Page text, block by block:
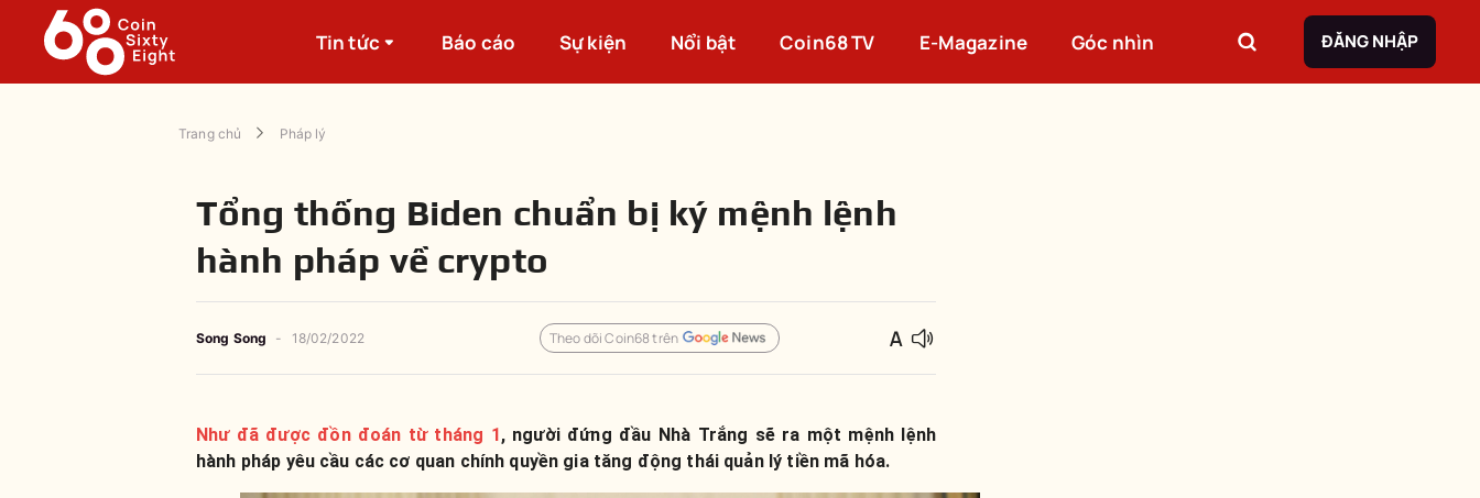
Tin tức Báo cáo Sự kiện Nổi bật Coin68 TV E-Magazine Góc nhìn ĐĂNG NHẬP
Trang chủ Pháp lý
Tổng thống Biden chuẩn bị ký mệnh lệnh
hành pháp về crypto
Song Song - 18/02/2022 Theo dõi Coin68 trên
Như đã được đồn đoán từ tháng 1, người đứng đầu Nhà Trắng sẽ ra một mệnh lệnh
hành pháp yêu cầu các cơ quan chính quyền gia tăng động thái quản lý tiền mã hóa.